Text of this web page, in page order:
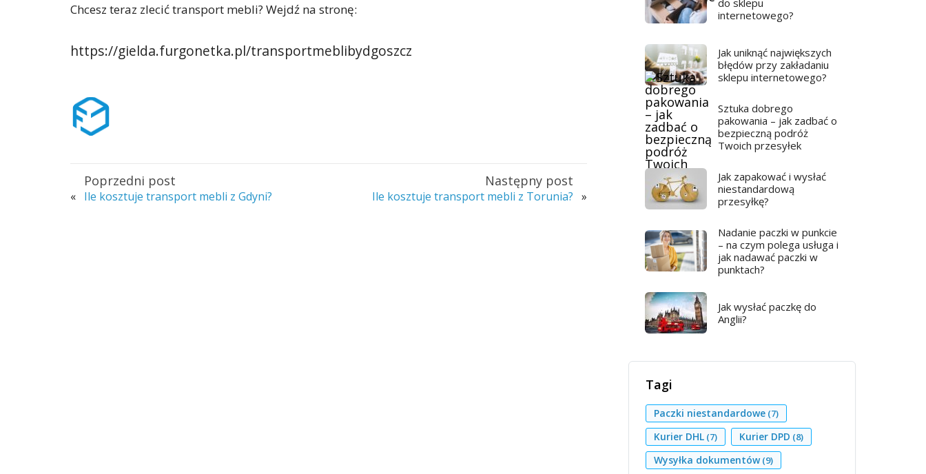
Chcesz teraz zlecić transport mebli? Wejdź na stronę:
https://gielda.furgonetka.pl/transportmeblibydgoszcz
Poprzedni post
« Ile kosztuje transport mebli z Gdyni?
Następny post
Ile kosztuje transport mebli z Torunia? »
do sklepu
internetowego?
Jak uniknąć największych
błędów przy zakładaniu
sklepu internetowego?
Sztuka dobrego
pakowania – jak zadbać o
bezpieczną podróż
Twoich przesyłek
Jak zapakować i wysłać
niestandardową
przesyłkę?
Nadanie paczki w punkcie
– na czym polega usługa i
jak nadawać paczki w
punktach?
Jak wysłać paczkę do
Anglii?
Tagi
Paczki niestandardowe (7)
Kurier DHL (7) Kurier DPD (8)
Wysyłka dokumentów(9)